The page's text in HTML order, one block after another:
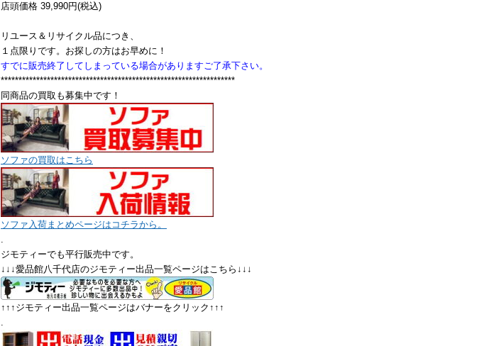
店頭価格 39,990円(税込)
リユース＆リサイクル品につき、
１点限りです。お探しの方はお早めに！
すでに販売終了してしまっている場合がありますご了承下さい。
******************************************************************
同商品の買取も募集中です！
ソファの買取はこちら
ソファ入荷まとめページはコチラから。
.
ジモティーでも平行販売中です。
↓↓↓愛品館八千代店のジモティー出品一覧ページはこちら↓↓↓
↑↑↑ジモティー出品一覧ページはバナーをクリック↑↑↑
.